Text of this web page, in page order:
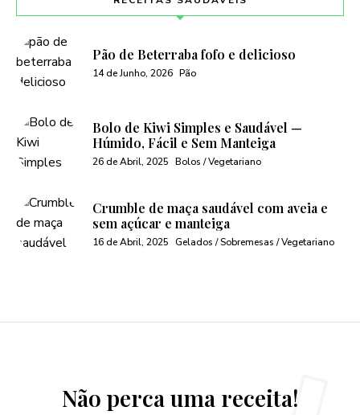
Pão de Beterraba fofo e delicioso
14 de Junho, 2026 Pão
Bolo de Kiwi Simples e Saudável —
Húmido, Fácil e Sem Manteiga
26 de Abril, 2025 Bolos / Vegetariano
Crumble de maça saudável com aveia e
sem açúcar e manteiga
16 de Abril, 2025 Gelados / Sobremesas / Vegetariano
Não perca uma receita!